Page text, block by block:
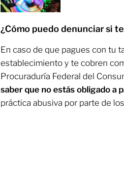
¿Cómo puedo denunciar si
En caso de que pagues con tu
establecimiento y te cobren
Procuraduría Federal del
saber que no estás obligado a
práctica abusiva por parte de